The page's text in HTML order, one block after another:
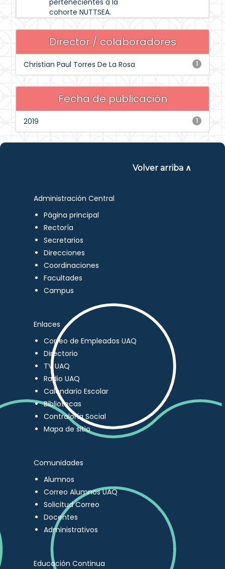
pertenecientes a la
cohorte NUTTSEA.
Director / colaboradores
1
Christian Paul Torres De La Rosa
Fecha de publicación
1
2019
Volver arriba ∧
Administración Central
Página principal
Rectoría
Secretarios
Direcciones
Coordinaciones
Facultades
Campus
Enlaces
Correo de Empleados UAQ
Directorio
TV UAQ
Radio UAQ
Calendario Escolar
Bibliotecas
Contraloría Social
Mapa de sitio
Comunidades
Alumnos
Correo Alumnos UAQ
Solicitud Correo
Docentes
Administrativos
Educación Continua